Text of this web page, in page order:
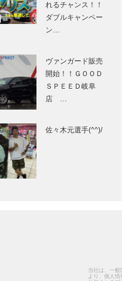
れるチャンス！！
ダブルキャンペー
ン…
ヴァンガード販売
開始！！ＧＯＯＤ
ＳＰＥＥＤ岐阜
店 …
佐々木元選手(^^)/
当社は、一般
より、個人情